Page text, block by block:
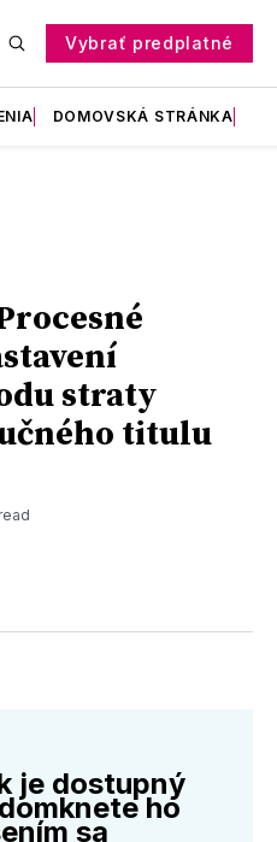
Vybrať predplatné
DOMOVSKÁ STRÁNKA
straty
titulu
je dostupný
ho
sa